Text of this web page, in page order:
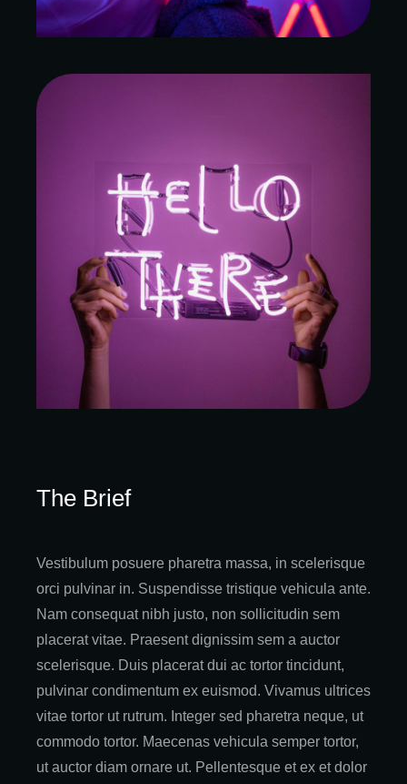
The Brief
Vestibulum posuere pharetra massa, in scelerisque
orci pulvinar in. Suspendisse tristique vehicula ante.
Nam consequat nibh justo, non sollicitudin sem
placerat vitae. Praesent dignissim sem a auctor
scelerisque. Duis placerat dui ac tortor tincidunt,
pulvinar condimentum ex euismod. Vivamus ultrices
vitae tortor ut rutrum. Integer sed pharetra neque, ut
commodo tortor. Maecenas vehicula semper tortor,
ut auctor diam ornare ut. Pellentesque et ex et dolor